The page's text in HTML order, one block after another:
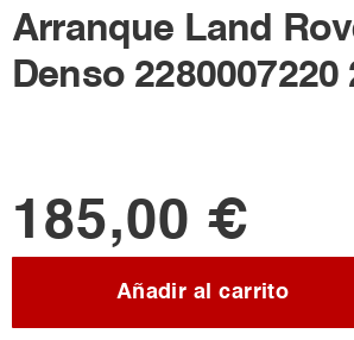
Arranque Land
Denso 2280007220
185,00 €
Añadir al carrito